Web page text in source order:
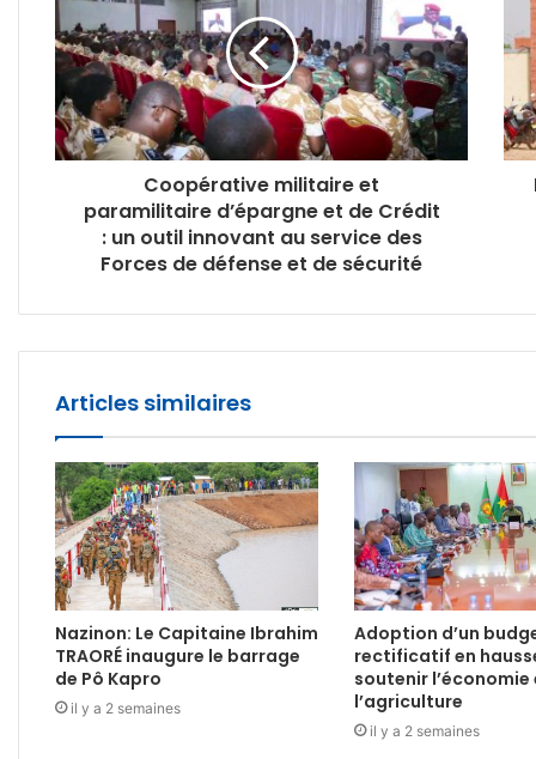
Coopérative militaire et
paramilitaire d’épargne et de Crédit
: un outil innovant au service des
Forces de défense et de sécurité
Articles similaires
Nazinon: Le Capitaine Ibrahim
TRAORÉ inaugure le barrage
de Pô Kapro
il y a 2 semaines
Adoption d’un
rectificatif en
soutenir l’économie
l’agriculture
il y a 2 semaines